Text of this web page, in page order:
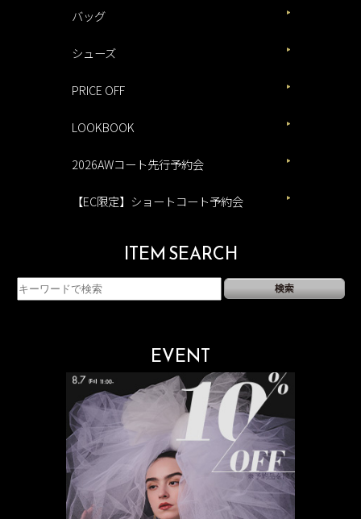
バッグ
シューズ
PRICE OFF
LOOKBOOK
2026AWコート先行予約会
【EC限定】ショートコート予約会
ITEM SEARCH
EVENT